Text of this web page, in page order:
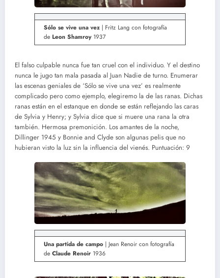
Sólo se vive una vez | Fritz Lang con fotografía
de Leon Shamroy 1937
El falso culpable nunca fue tan cruel con el individuo. Y el destino
nunca le jugo tan mala pasada al Juan Nadie de turno. Enumerar
las escenas geniales de ‘Sólo se vive una vez’ es realmente
complicado pero como ejemplo, elegiremo la de las ranas. Dichas
ranas están en el estanque en donde se están reflejando las caras
de Sylvia y Henry; y Sylvia dice que si muere una rana la otra
también. Hermosa premonición. Los amantes de la noche,
Dillinger 1945 y Bonnie and Clyde son algunas pelis que no
hubieran visto la luz sin la influencia del vienés. Puntuación: 9
Una partida de campo | Jean Renoir con fotografía
de Claude Renoir 1936